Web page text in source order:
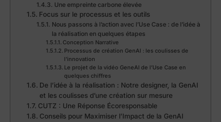
Une empreinte carbone élevée
Focus sur le processus et les outils
Nous passons à l’action avec l’Use Case : de l’idée à
la réalisation en quelques étapes
Conception Narrative
Processus de création GenAI : les coulisses de
l’innovation
Le projet de la vidéo GeneAI de l’Use Case en
quelques chiffres
De l’idée à la réalisation : Notre designer, la GenAI
et les coulisses d’une création sur mesure
CUTZ : Une Réponse Écoresponsable
Conseils pour Maximiser l’Impact de la GenAI